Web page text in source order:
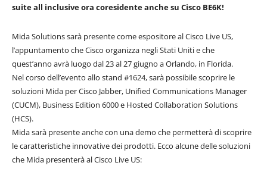
suite all inclusive ora coresidente anche su Cisco BE6K!
Mida Solutions sarà presente come espositore al Cisco Live US,
l’appuntamento che Cisco organizza negli Stati Uniti e che
quest’anno avrà luogo dal 23 al 27 giugno a Orlando, in Florida.
Nel corso dell’evento allo stand #1624, sarà possibile scoprire le
soluzioni Mida per Cisco Jabber, Unified Communications Manager
(CUCM), Business Edition 6000 e Hosted Collaboration Solutions
(HCS).
Mida sarà presente anche con una demo che permetterà di scoprire
le caratteristiche innovative dei prodotti. Ecco alcune delle soluzioni
che Mida presenterà al Cisco Live US: